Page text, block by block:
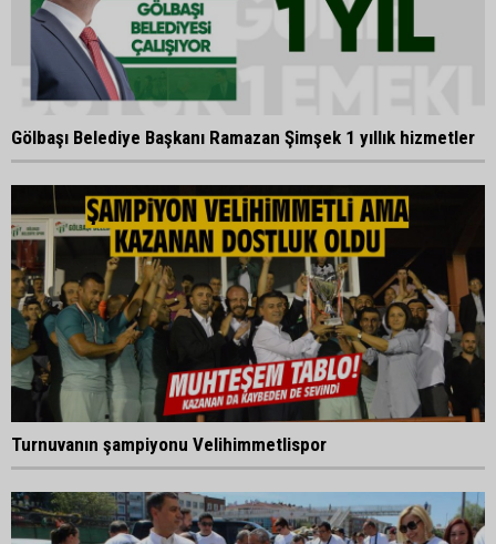
Gölbaşı Belediye Başkanı Ramazan Şimşek 1 yıllık hizmetler
Turnuvanın şampiyonu Velihimmetlispor